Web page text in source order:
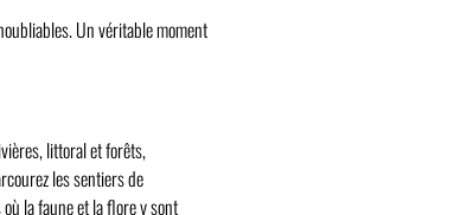
Un véritable moment
littoral et forêts,
les sentiers de
la faune et la flore y sont